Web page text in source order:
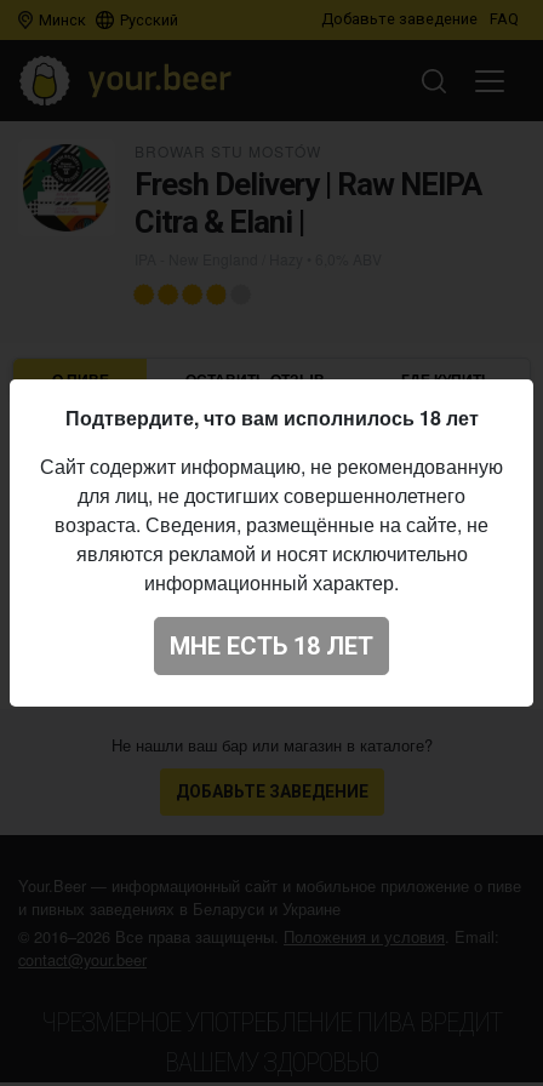
Минск Русский Добавьте заведение FAQ
Fresh Delivery | Raw NEIPA
Citra & Elani |
О ПИВЕ ОСТАВИТЬ ОТЗЫВ ГДЕ КУПИТЬ
Стиль:
IPA - New England / Hazy
Алкоголь:
6,0%
выпуска:
09.06.2026
3.859
Не нашли ваш бар или магазин в каталоге?
ДОБАВЬТЕ ЗАВЕДЕНИЕ
Your.Beer — информационный сайт и мобильное приложение о пиве
и пивных заведениях в Беларуси и Украине
© 2016–2026 Все права защищены. Положения и условия. Email:
contact@your.beer
ЧРЕЗМЕРНОЕ УПОТРЕБЛЕНИЕ ПИВА ВРЕДИТ
ВАШЕМУ ЗДОРОВЬЮ
Подтвердите, что вам исполнилось 18 лет
Сайт содержит информацию, не рекомендованную
для лиц, не достигших совершеннолетнего
возраста. Сведения, размещённые на сайте, не
являются рекламой и носят исключительно
информационный характер.
МНЕ ЕСТЬ 18 ЛЕТ